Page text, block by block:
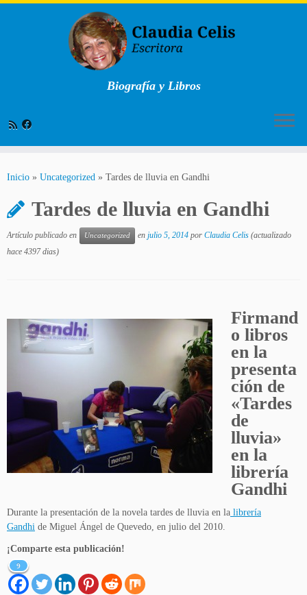
Biografía y Libros
Inicio » Uncategorized » Tardes de lluvia en Gandhi
Tardes de lluvia en Gandhi
Artículo publicado en Uncategorized en julio 5, 2014 por Claudia Celis (actualizado
hace 4397 dias)
Firmand
o libros
en la
presenta
ción de
«Tardes
de
lluvia»
en la
librería
Gandhi
Durante la presentación de la novela tardes de lluvia en la librería
Gandhi de Miguel Ángel de Quevedo, en julio del 2010.
¡Comparte esta publicación!
9